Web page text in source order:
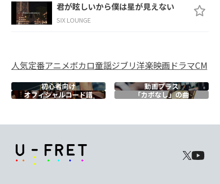
B C B N.C.
しかばねの踊りで 頭がカラにな る パ パ
死にたいあなたはご招待
君が眩しいから僕は星が見えない
SIX LOUNGE
人気定番アニメボカロ童謡ジブリ洋楽映画ドラマCM
初心者向け
動画プラス
オフィシャルコード譜 「カポなし」の曲